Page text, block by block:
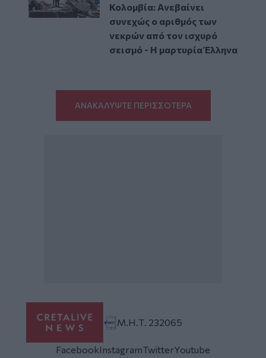
Κολομβία: Ανεβαίνει
συνεχώς ο αριθμός των
νεκρών από τον ισχυρό
σεισμό - Η μαρτυρία Έλληνα
ΑΝΑΚΑΛΥΨΤΕ ΠΕΡΙΣΣΟΤΕΡΑ
Μ.Η.Τ. 232065
FacebookInstagramTwitterYoutube